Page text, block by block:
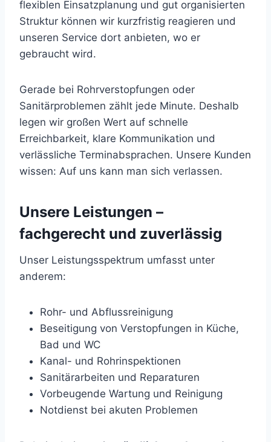
flexiblen Einsatzplanung und gut organisierten
Struktur können wir kurzfristig reagieren und
unseren Service dort anbieten, wo er
gebraucht wird.
Gerade bei Rohrverstopfungen oder
Sanitärproblemen zählt jede Minute. Deshalb
legen wir großen Wert auf schnelle
Erreichbarkeit, klare Kommunikation und
verlässliche Terminabsprachen. Unsere Kunden
wissen: Auf uns kann man sich verlassen.
Unsere Leistungen –
fachgerecht und zuverlässig
Unser Leistungsspektrum umfasst unter
anderem:
Rohr- und Abflussreinigung
Beseitigung von Verstopfungen in Küche,
Bad und WC
Kanal- und Rohrinspektionen
Sanitärarbeiten und Reparaturen
Vorbeugende Wartung und Reinigung
Notdienst bei akuten Problemen